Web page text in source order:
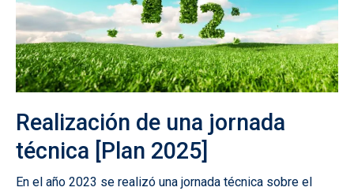
Realización de una jornada
técnica [Plan 2025]
En el año 2023 se realizó una jornada técnica sobre el